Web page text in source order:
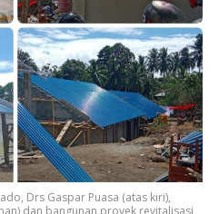
Drs Gaspar Puasa (atas kiri),